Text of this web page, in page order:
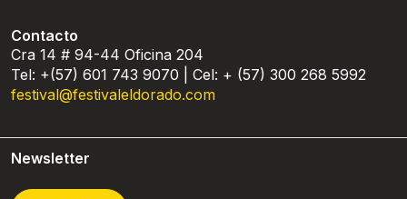
Contacto
Cra 14 # 94-44 Oficina 204
Tel: +(57) 601 743 9070 | Cel: + (57) 300 268 5992
festival@festivaleldorado.com
Newsletter